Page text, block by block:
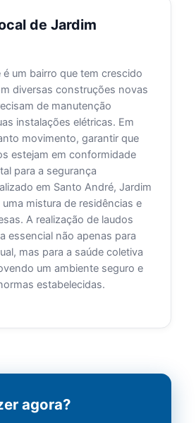
de Jardim
um bairro que tem crescido
diversas construções novas
de manutenção
instalações elétricas. Em
movimento, garantir que
estejam em conformidade
para a segurança
em Santo André, Jardim
mistura de residências e
A realização de laudos
essencial não apenas para
mas para a saúde coletiva
um ambiente seguro e
estabelecidas.
agora?